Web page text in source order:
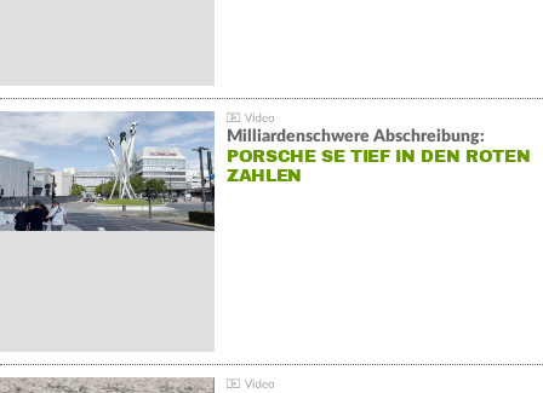
Milliardenschwere Abschreibung:
PORSCHE SE TIEF IN DEN ROTEN
ZAHLEN